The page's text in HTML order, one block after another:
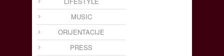
MUSIC
ORIJENTACIJE
PRESS